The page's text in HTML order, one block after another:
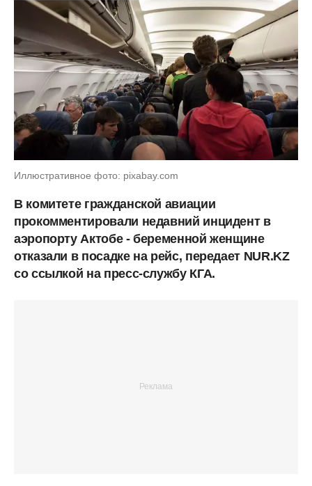
Иллюстративное фото: pixabay.com
В комитете гражданской авиации
прокомментировали недавний инцидент в
аэропорту Актобе - беременной женщине
отказали в посадке на рейс, передает NUR.KZ
со ссылкой на пресс-службу КГА.